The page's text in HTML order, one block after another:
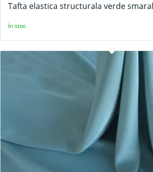
Tafta elastica structurala verde
In stoc